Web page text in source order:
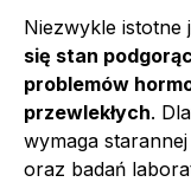
Niezwykle istotne
się stan
problemów
przewlekłych.
wymaga
oraz badań